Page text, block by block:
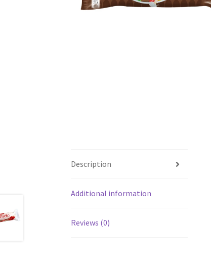
Description
Additional information
Reviews (0)